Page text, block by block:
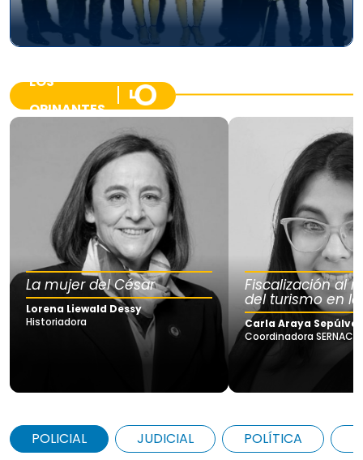
LOS
OPINANTES
La mujer del César
Lorena Liewald Dessy
Historiadora
Fiscalización al
del turismo en
Carla Araya
Coordinadora SERNAC
POLICIAL JUDICIAL POLÍTICA